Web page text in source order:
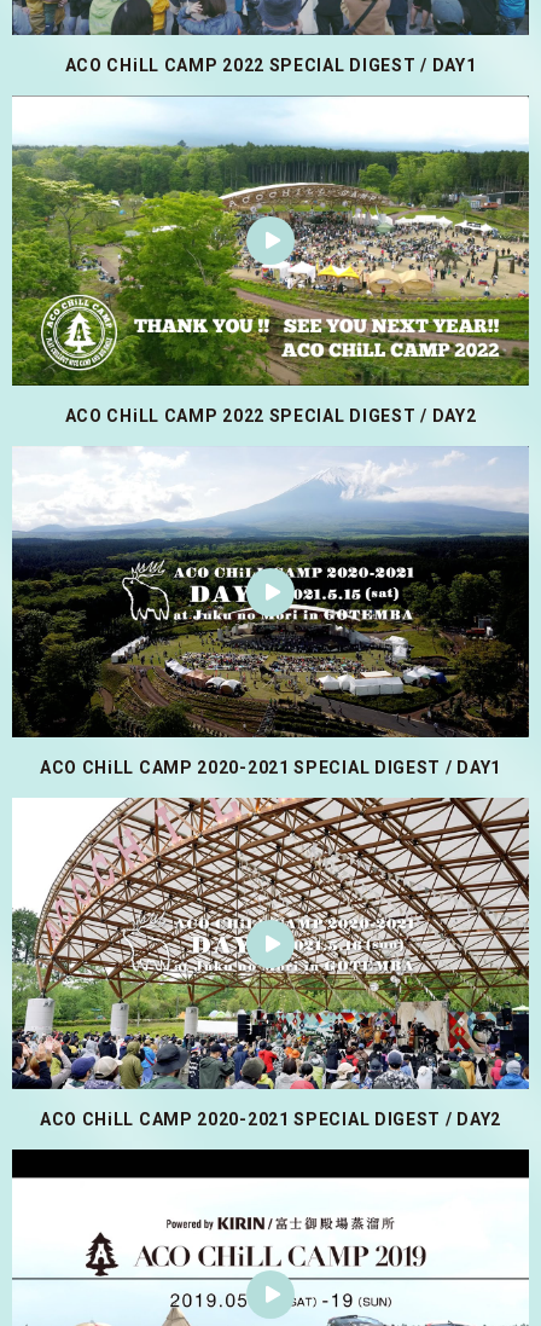
ACO CHiLL CAMP 2022 SPECIAL DIGEST / DAY1
ACO CHiLL CAMP 2022 SPECIAL DIGEST / DAY2
ACO CHiLL CAMP 2020-2021 SPECIAL DIGEST / DAY1
ACO CHiLL CAMP 2020-2021 SPECIAL DIGEST / DAY2